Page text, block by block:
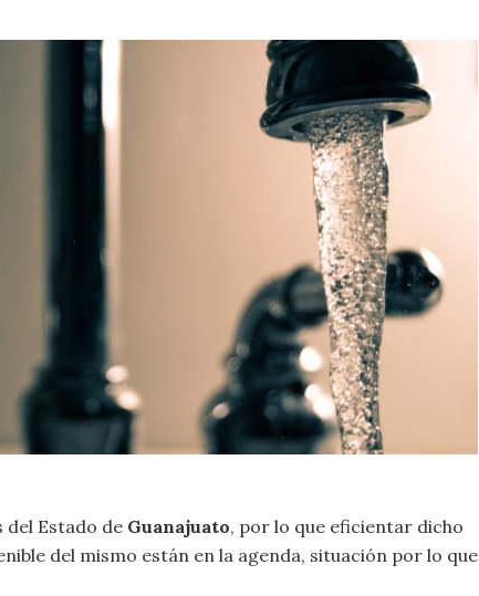
del Estado de Guanajuato, por lo que eficientar dicho
del mismo están en la agenda, situación por lo que